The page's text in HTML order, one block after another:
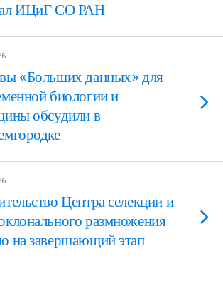
ИЦиГ СО РАН
«Больших данных» для
биологии и
обсудили в
Центра селекции и
размножения
на завершающий этап